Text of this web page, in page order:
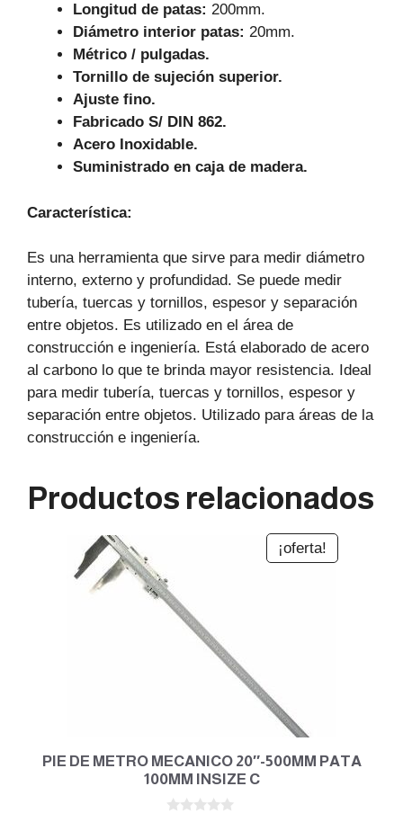
Longitud de patas: 200mm.
Diámetro interior patas: 20mm.
Métrico / pulgadas.
Tornillo de sujeción superior.
Ajuste fino.
Fabricado S/ DIN 862.
Acero Inoxidable.
Suministrado en caja de madera.
Característica:
Es una herramienta que sirve para medir diámetro
interno, externo y profundidad. Se puede medir
tubería, tuercas y tornillos, espesor y separación
entre objetos. Es utilizado en el área de
construcción e ingeniería. Está elaborado de acero
al carbono lo que te brinda mayor resistencia. Ideal
para medir tubería, tuercas y tornillos, espesor y
separación entre objetos. Utilizado para áreas de la
construcción e ingeniería.
Productos relacionados
¡oferta!
PIE DE METRO MECANICO 20″-500MM PATA
100MM INSIZE C